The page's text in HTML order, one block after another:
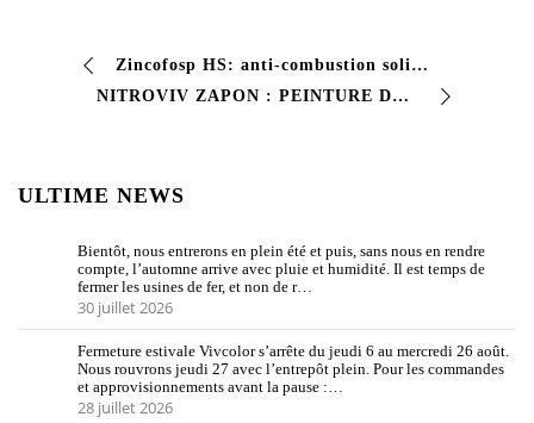
Zincofosp HS: anti-combustion solide solide à forte peinture anti-crime solide solide solide
NITROVIV ZAPON : PEINTURE DE PROTECTION À SÉCHAGE TRÈS RAPIDE Cet émail de finition à base de nitro offre un séchage très rapide avec une excellente dureté sur…
ULTIME NEWS
Bientôt, nous entrerons en plein été et puis, sans nous en rendre
compte, l’automne arrive avec pluie et humidité. Il est temps de
fermer les usines de fer, et non de r…
30 juillet 2026
Fermeture estivale Vivcolor s’arrête du jeudi 6 au mercredi 26 août.
Nous rouvrons jeudi 27 avec l’entrepôt plein. Pour les commandes
et approvisionnements avant la pause :…
28 juillet 2026